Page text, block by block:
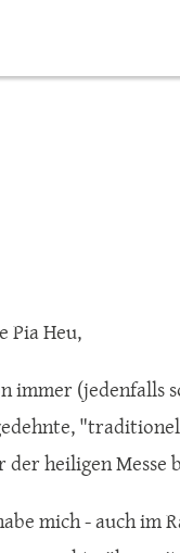
Pia Heu,
immer (jedenfalls
der heiligen
mich - auch im